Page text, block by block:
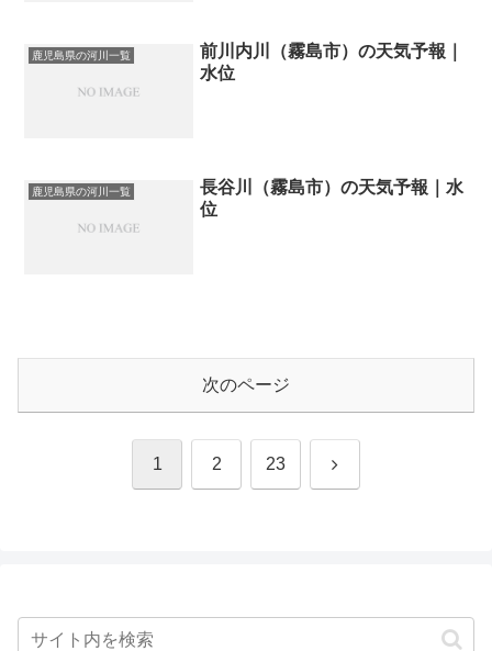
鹿児島県の河川一覧
前川内川（霧島市）の天気予報｜
水位
鹿児島県の河川一覧
長谷川（霧島市）の天気予報｜水
位
次のページ
1 2 23 次